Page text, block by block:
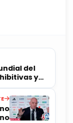
del
y